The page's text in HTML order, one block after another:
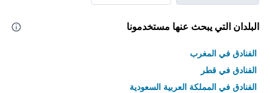
البلدان التي يبحث عنها مستخدمونا
الفنادق في المغرب
الفنادق في قطر
الفنادق في المملكة العربية السعودية